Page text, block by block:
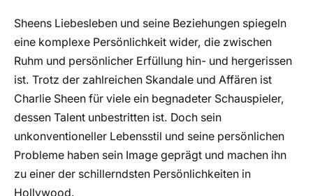
Sheens Liebesleben und seine Beziehungen spiegeln
eine komplexe Persönlichkeit wider, die zwischen
Ruhm und persönlicher Erfüllung hin- und hergerissen
ist. Trotz der zahlreichen Skandale und Affären ist
Charlie Sheen für viele ein begnadeter Schauspieler,
dessen Talent unbestritten ist. Doch sein
unkonventioneller Lebensstil und seine persönlichen
Probleme haben sein Image geprägt und machen ihn
zu einer der schillerndsten Persönlichkeiten in
Hollywood.